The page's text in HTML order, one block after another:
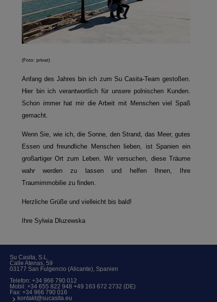
(Foto: privat)
Anfang des Jahres bin ich zum Su Casita-Team gestoßen.
Hier bin ich verantwortlich für unsere polnischen Kunden.
Schon immer hat mir die Arbeit mit Menschen viel Spaß
gemacht.
Wenn Sie, wie ich, die Sonne, den Strand, das Meer, gutes
Essen und freundliche Menschen lieben, ist Spanien ein
großartiger Ort zum Leben. Wir versuchen, diese Träume
wahr werden zu lassen und helfen Ihnen, Ihre
Traumimmobilie zu finden.
Herzliche Grüße und vielleicht bis bald!
Ihre Sylwia Dluzewska
Su Casita, S.L.
Calle Atenas, 59
03177 San Fulgencio (Alicante), Spanien
Telefon: +34 966 790 012
Mobil: +34 655 822 948 +49 163 672 2732 (DE)
Fax: +34 966 790 016
kontakt@sucasita.eu